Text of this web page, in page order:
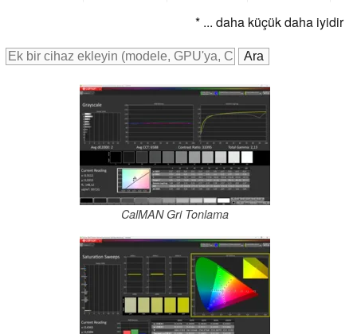
* ... daha küçük daha iyidir
CalMAN Gri Tonlama